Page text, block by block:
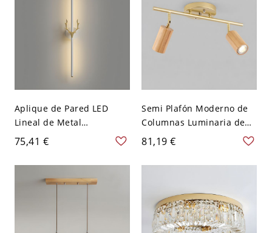
Aplique de Pared LED
Lineal de Metal
Iluminación de Pared
Simplista con Diseño de
Ciervo - 110 A 120 V
Blanco-dorado 59,69 cm
75,41 €
Semi Plafón Moderno de
Columnas Luminaria de
Riel Metálica Giratoria
pata Sala - Café claro 110
A 120 V 2
81,19 €